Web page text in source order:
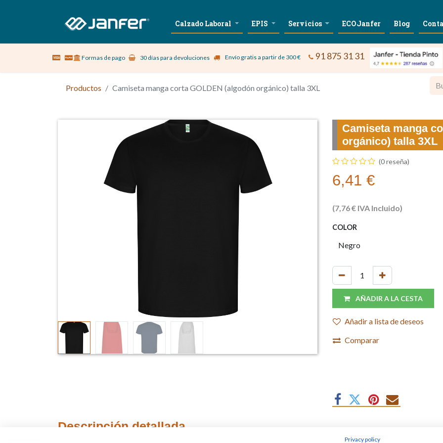
Sobre nosotros Vestuario Laboral Calzado Laboral EPIS Servicios ECOJanfer Blog
Formas de pago 30 días para devoluciones Envío gratis a partir de 300 € 91 875 31 31
Productos Camiseta manga corta GOLDEN (algodón orgánico) talla 3XL
Camiseta manga
orgánico) talla 3XL
(0 reseña)
6,41 €
(7,76€ IVA Incluido)
COLOR
AÑADIR A LA CESTA
Añadir a lista de deseos
Comparar
Descripción detallada
Privacy policy